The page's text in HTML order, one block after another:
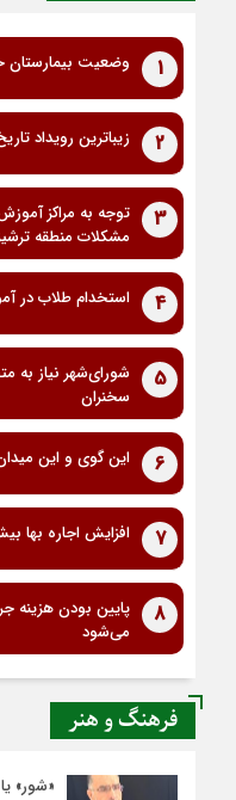
1 وضعیت بیمارستان
2 زیباترین رویداد تاریخ در
3
توجه به مراکز
مشکلات منطقه
4 استخدام طلاب در
5
شورای‌شهر نیاز به
سخنران
6 این گوی و این
7 افزایش اجاره بها بیش از 15
8
پایین بودن هزینه
می‌شود
فرهنگ و هنر
«شور»